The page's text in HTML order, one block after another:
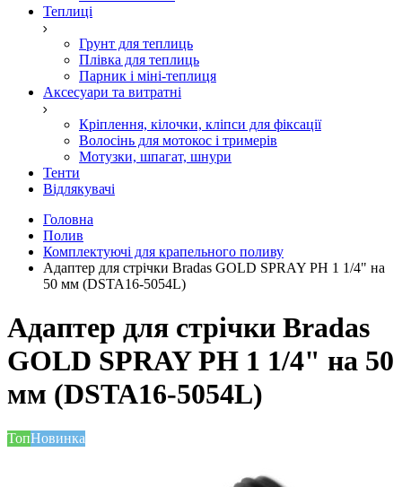
Теплиці
Грунт для теплиць
Плівка для теплиць
Парник і міні-теплиця
Аксесуари та витратні
Кріплення, кілочки, кліпси для фіксації
Волосінь для мотокос і тримерів
Мотузки, шпагат, шнури
Тенти
Відлякувачі
Головна
Полив
Комплектуючі для крапельного поливу
Адаптер для стрічки Bradas GOLD SPRAY РН 1 1/4" на
50 мм (DSTA16-5054L)
Адаптер для стрічки Bradas
GOLD SPRAY РН 1 1/4" на 50
мм (DSTA16-5054L)
ТопНовинка